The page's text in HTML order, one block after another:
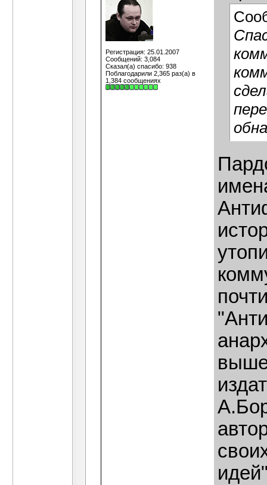
Регистрация: 25.01.2007
Сообщений: 3,084
Сказал(а) спасибо: 938
Поблагодарили 2,365 раз(а) в
1,384 сообщениях